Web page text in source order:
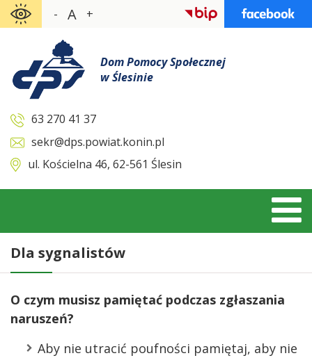
Skocz
- A +
Dom Pomocy Społecznej
w Ślesinie
63 270 41 37
sekr@dps.powiat.konin.pl
ul. Kościelna 46, 62-561 Ślesin
Dla sygnalistów
O czym musisz pamiętać podczas zgłaszania
naruszeń?
Aby nie utracić poufności pamiętaj, aby nie